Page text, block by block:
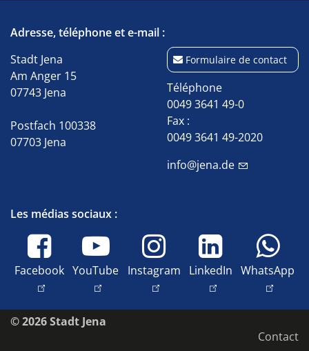
Adresse, téléphone et e-mail :
Stadt Jena
Am Anger 15
07743 Jena
Postfach 100338
07703 Jena
Formulaire de contact
Téléphone
0049 3641 49-0
Fax :
0049 3641 49-2020
info@jena.de
Les médias sociaux :
Facebook YouTube Instagram LinkedIn WhatsApp
© 2026 Stadt Jena
Contact